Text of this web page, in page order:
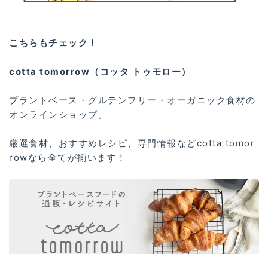
こちらもチェック！
cotta tomorrow（コッタ トゥモロー）
プラントベース・グルテンフリー・オーガニック食材の
オンラインショップ。
厳選食材、おすすめレシピ、専門情報などcotta tomor
rowなら全てが揃います！